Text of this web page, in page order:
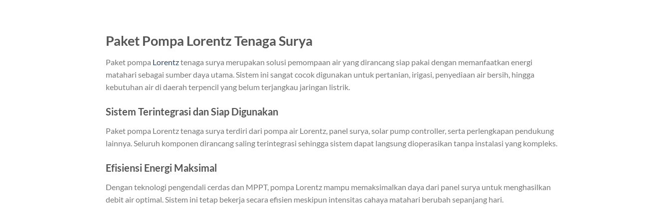
Paket Pompa Lorentz Tenaga Surya
Paket pompa Lorentztenaga surya merupakan solusi pemompaan air yang dirancang siap pakai dengan memanfaatkan energi
matahari sebagai sumber daya utama. Sistem ini sangat cocok digunakan untuk pertanian, irigasi, penyediaan air bersih, hingga
kebutuhan air di daerah terpencil yang belum terjangkau jaringan listrik.
Sistem Terintegrasi dan Siap Digunakan
Paket pompa Lorentz tenaga surya terdiri dari pompa air Lorentz, panel surya, solar pump controller, serta perlengkapan pendukung
lainnya. Seluruh komponen dirancang saling terintegrasi sehingga sistem dapat langsung dioperasikan tanpa instalasi yang kompleks.
Efisiensi Energi Maksimal
Dengan teknologi pengendali cerdas dan MPPT, pompa Lorentz mampu memaksimalkan daya dari panel surya untuk menghasilkan
debit air optimal. Sistem ini tetap bekerja secara efisien meskipun intensitas cahaya matahari berubah sepanjang hari.